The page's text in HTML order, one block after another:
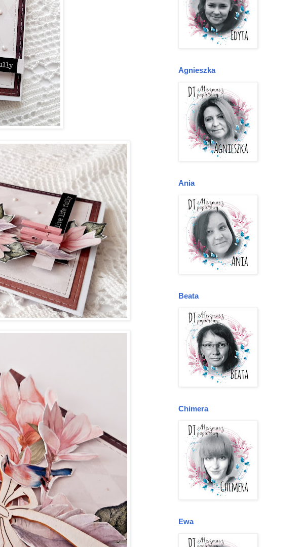
Agnieszka
Ania
Beata
Chimera
Ewa